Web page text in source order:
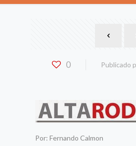
0 Publicado
Por: Fernando Calmon